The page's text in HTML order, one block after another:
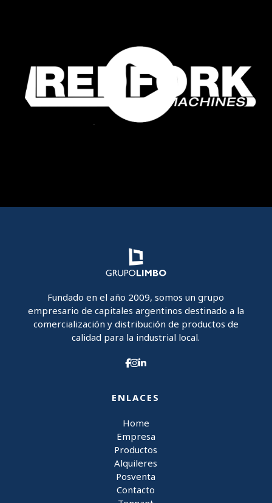
Fundado en el año 2009, somos un grupo
empresario de capitales argentinos destinado a la
comercialización y distribución de productos de
calidad para la industrial local.
ENLACES
Home
Empresa
Productos
Alquileres
Posventa
Contacto